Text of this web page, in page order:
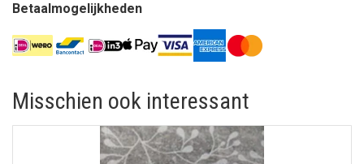
Betaalmogelijkheden
Misschien ook interessant